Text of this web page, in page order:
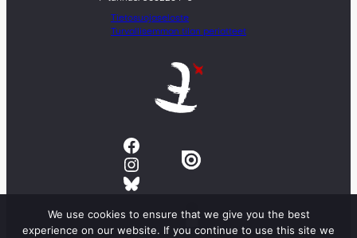
Tietosuojaseloste
Turvallisemman tilan periatteet
Facebook
Instagram
Bluesky
We use cookies to ensure that we give you the best
experience on our website. If you continue to use this site we